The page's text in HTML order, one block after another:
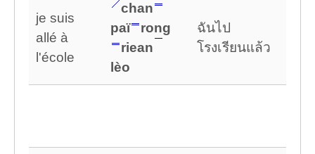
je suis
allé à
l'école
chan
paï
rong
riean
lèo
ฉันไป
โรงเรียนแล้ว